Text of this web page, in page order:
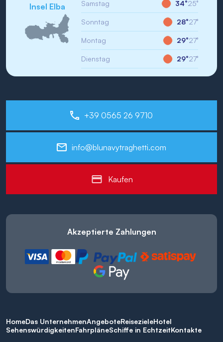
Insel Elba Samstag 34°25°
Sonntag 28°27°
Montag 29°27°
Dienstag 29°27°
+39 0565 26 9710
info@blunavytraghetti.com
Kaufen
Akzeptierte Zahlungen
HomeDas UnternehmenAngeboteReisezieleHotel
SehenswürdigkeitenFahrpläneSchiffe in EchtzeitKontakte